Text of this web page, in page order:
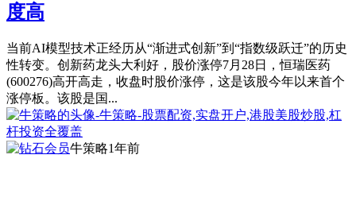
度高
当前AI模型技术正经历从“渐进式创新”到“指数级跃迁”的历史
性转变。创新药龙头大利好，股价涨停7月28日，恒瑞医药
(600276)高开高走，收盘时股价涨停，这是该股今年以来首个
涨停板。该股是国...
牛策略1年前